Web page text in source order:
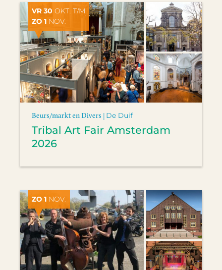
VR 30 OKT. T/M
ZO 1 NOV.
Beurs/markt en Divers | De Duif
Tribal Art Fair Amsterdam
2026
ZO 1 NOV.